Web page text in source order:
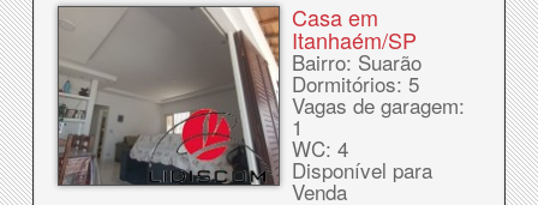
Casa em
Itanhaém/SP
Bairro: Suarão
Dormitórios: 5
Vagas de garagem:
1
WC: 4
Disponível para
Venda